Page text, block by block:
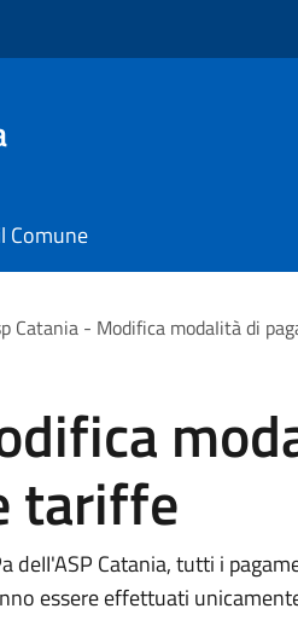
Comune
Catania - Modifica modaIità di
tariffe
deII'ASP Catania, tutti i
essere effettuati